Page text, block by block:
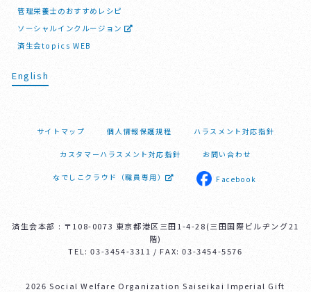
管理栄養士のおすすめレシピ
ソーシャルインクルージョン
済生会topics WEB
English
サイトマップ 個人情報保護規程 ハラスメント対応指針
カスタマーハラスメント対応指針 お問い合わせ
なでしこクラウド（職員専用） Facebook
済生会本部 : 〒108-0073 東京都港区三田1-4-28(三田国際ビルヂング21
階)
TEL: 03-3454-3311 / FAX: 03-3454-5576
2026 Social Welfare Organization Saiseikai Imperial Gift